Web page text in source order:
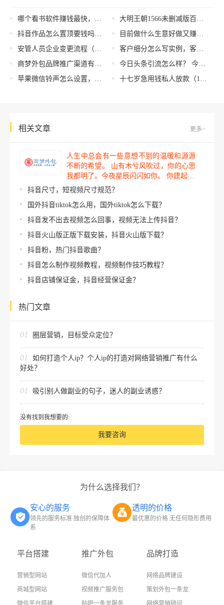
哪个看书软件赚钱最快，看书软件赚钱攻略？
抖音作品怎么置顶要钱吗（抖音作品怎么置顶评论）
安管人员企业变更流程（安管人员考核证书企业变更流程）
商梦外包品牌推广渠道有哪些？企业如何借力提升品牌影响力？
苹果微信铃声怎么设置，微信设置苹果铃声？
大明王朝1566未删减版百度云，大明王朝1566百度网盘资源？
目前做什么生意好做又赚钱，创业项目有哪些赚钱？
客户细分怎么写实例，客户细分怎么写实例分析？
今日头条引流怎么样？ 今日头条怎么推广引流？
十七岁急用钱私人放款（17岁私人放款那能借到）
相关文章 更多>
人生中总会有一些意想不到的温暖和源源
不断的希望。 山有木兮风吹过，你的心思
我都明了。今夜星辰闪闪如你。 你建起…
抖音尺寸，短视频尺寸规范？
国外抖音tiktok怎么用，国外tiktok怎么下载？
抖音发不出去视频怎么回事，视频无法上传抖音？
抖音火山版正版下载安装，抖音火山版下载？
抖音粉，热门抖音歌曲？
抖音怎么制作视频教程，视频制作技巧教程？
抖音店铺保证金，抖音经营保证金？
热门文章
01 圈层营销，目标受众定位？
01
如何打造个人ip？个人ip的打造对网络营销推广有什么
好处？
01 吸引别人做副业的句子，迷人的副业诱惑？
没有找到我想要的:
我要咨询
为什么选择我们？
安心的服务
领先的服务标准 独创的保障体
系
透明的价格
最优惠的价格 无任何隐形费用
平台搭建
营销型网站
商城型网站
推广外包
微信代加人
视频推广服务包
品牌打造
网络品牌建设
策划外包一条龙